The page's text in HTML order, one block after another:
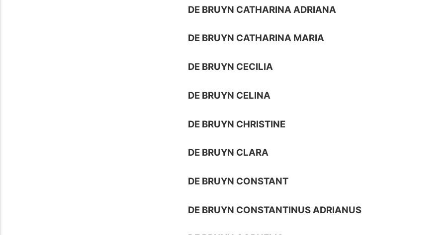
DE BRUYN CATHARINA ADRIANA
DE BRUYN CATHARINA MARIA
DE BRUYN CECILIA
DE BRUYN CELINA
DE BRUYN CHRISTINE
DE BRUYN CLARA
DE BRUYN CONSTANT
DE BRUYN CONSTANTINUS ADRIANUS